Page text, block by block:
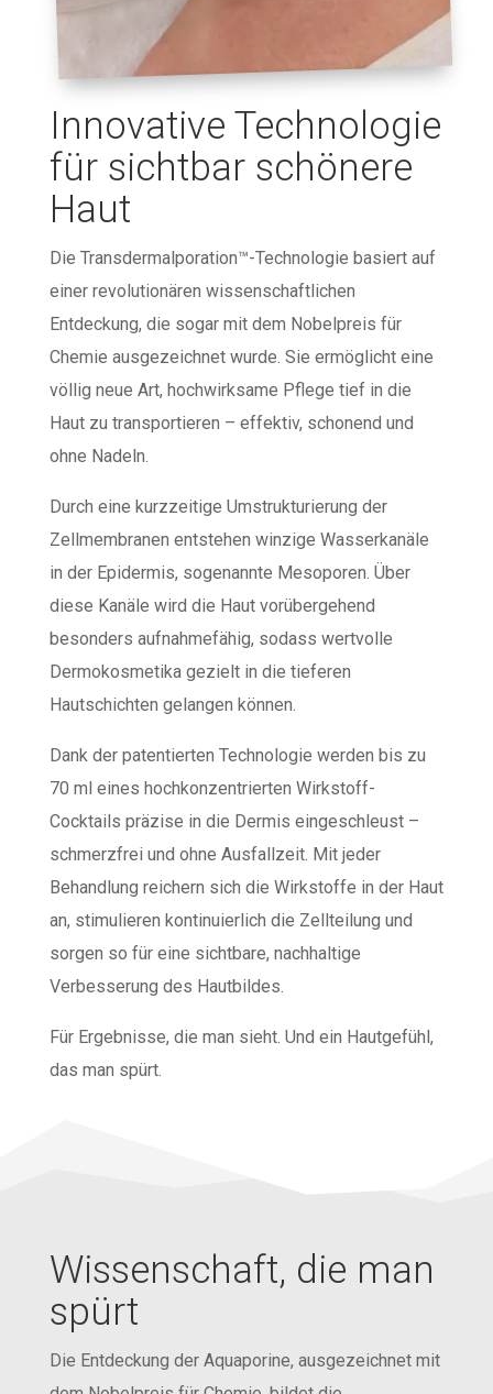
Innovative Technologie
für sichtbar schönere
Haut
Die Transdermalporation™-Technologie basiert auf
einer revolutionären wissenschaftlichen
Entdeckung, die sogar mit dem Nobelpreis für
Chemie ausgezeichnet wurde. Sie ermöglicht eine
völlig neue Art, hochwirksame Pflege tief in die
Haut zu transportieren – effektiv, schonend und
ohne Nadeln.
Durch eine kurzzeitige Umstrukturierung der
Zellmembranen entstehen winzige Wasserkanäle
in der Epidermis, sogenannte Mesoporen. Über
diese Kanäle wird die Haut vorübergehend
besonders aufnahmefähig, sodass wertvolle
Dermokosmetika gezielt in die tieferen
Hautschichten gelangen können.
Dank der patentierten Technologie werden bis zu
70 ml eines hochkonzentrierten Wirkstoff-
Cocktails präzise in die Dermis eingeschleust –
schmerzfrei und ohne Ausfallzeit. Mit jeder
Behandlung reichern sich die Wirkstoffe in der Haut
an, stimulieren kontinuierlich die Zellteilung und
sorgen so für eine sichtbare, nachhaltige
Verbesserung des Hautbildes.
Für Ergebnisse, die man sieht. Und ein Hautgefühl,
das man spürt.
Wissenschaft, die man
spürt
Die Entdeckung der Aquaporine, ausgezeichnet mit